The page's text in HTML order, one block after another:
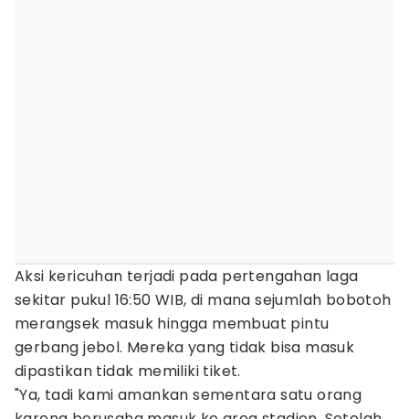
Aksi kericuhan terjadi pada pertengahan laga
sekitar pukul 16:50 WIB, di mana sejumlah bobotoh
merangsek masuk hingga membuat pintu
gerbang jebol. Mereka yang tidak bisa masuk
dipastikan tidak memiliki tiket.
"Ya, tadi kami amankan sementara satu orang